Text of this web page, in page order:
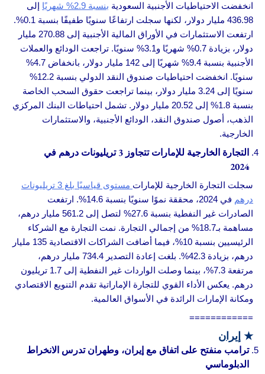
انخفضت الاحتياطيات الأجنبية السعودية بنسبة 2.9% شهريًا
إلى
436.98 مليار دولار، لكنها سجلت ارتفاعًا سنويًا طفيفًا بنسبة 0.1%.
ارتفعت الاستثمارات في الأوراق المالية الأجنبية إلى 270.88 مليار
دولار، بزيادة 0.7% شهريًا و3.1% سنويًا. تراجعت الودائع والعملات
الأجنبية بنسبة 9.4% شهريًا إلى 142 مليار دولار، بانخفاض 4.7%
سنويًا. انخفضت احتياطيات صندوق النقد الدولي بنسبة 12.2%
سنويًا إلى 3.24 مليار دولار، بينما تراجعت حقوق السحب الخاصة
بنسبة 1.8% إلى 20.52 مليار دولار. تشمل احتياطات البنك المركزي
الذهب، أصول صندوق النقد، الودائع الأجنبية، والاستثمارات
الخارجية.
التجارة الخارجية للإمارات تتجاوز 3 تريليونات درهم في
2024
سجلت التجارة الخارجية للإمارات
مستوى قياسيًا بلغ 3 تريليونات
درهم
في 2024، محققة نموًا سنويًا بنسبة 14.6%. ارتفعت
الصادرات غير النفطية بنسبة 27.6% لتصل إلى 561.2 مليار درهم،
مساهمة بـ18.7% من إجمالي التجارة. نمت التجارة مع الشركاء
الرئيسيين بنسبة 10%، فيما أضافت الشراكات الاقتصادية 135 مليار
درهم، بزيادة 42.3%. بلغت إعادة التصدير 734.4 مليار درهم،
مرتفعة 7.3%، بينما وصلت الواردات غير النفطية إلى 1.7 تريليون
درهم. يعكس الأداء القوي للتجارة الإماراتية تقدم التنويع الاقتصادي
ومكانة الإمارات الرائدة في الأسواق العالمية.
============
★ إيران
ترامب منفتح على اتفاق مع إيران، وطهران تدرس الانخراط
الدبلوماسي